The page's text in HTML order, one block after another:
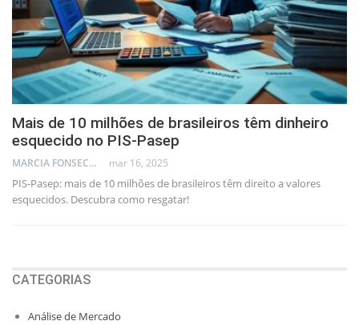
Mais de 10 milhões de brasileiros têm dinheiro
esquecido no PIS-Pasep
MARCIA FONSECA - FINANCIAL CONSULTANT mar 16, 2025
PIS-Pasep: mais de 10 milhões de brasileiros têm direito a valores
esquecidos. Descubra como resgatar!
CATEGORIAS
Análise de Mercado